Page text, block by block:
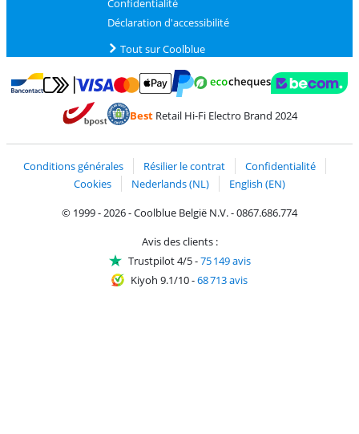
Confidentialité
Déclaration d'accessibilité
Tout sur Coolblue
Payer avec Bancontact
Payer avec MasterCard et Visa via ClickToPay
BestRetail Hi-Fi Electro Brand 2024
Conditions générales Résilier le contrat
Confidentialité
Cookies
Nederlands (NL)
English (EN)
© 1999 - 2026 - Coolblue België N.V. - 0867.686.774
Avis des clients :
Trustpilot 4/5-75 149 avis
Kiyoh 9.1/10-68 713 avis